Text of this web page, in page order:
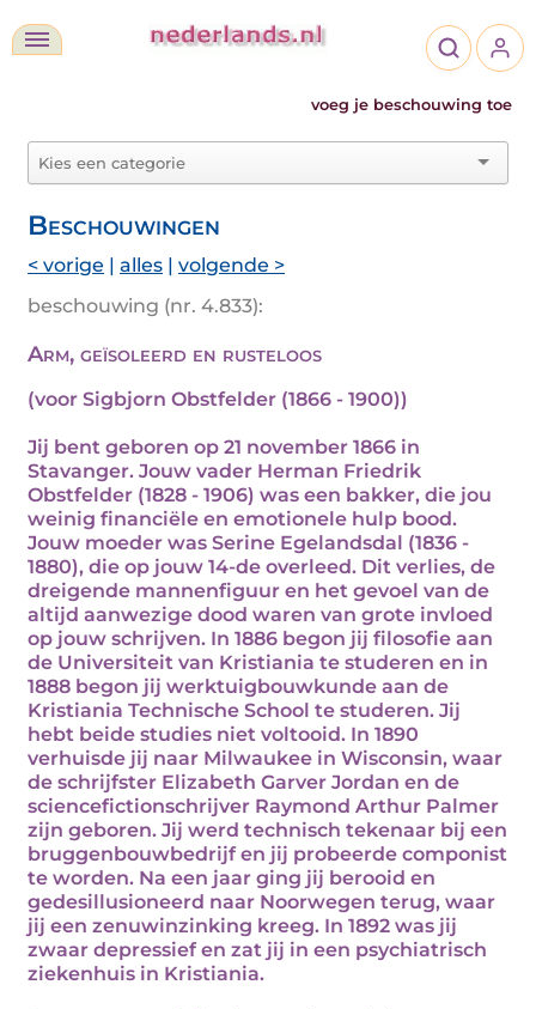
voeg je beschouwing toe
Beschouwingen
< vorige | alles | volgende >
beschouwing (nr. 4.833):
Arm, geïsoleerd en rusteloos
(voor Sigbjorn Obstfelder (1866 - 1900))
Jij bent geboren op 21 november 1866 in
Stavanger. Jouw vader Herman Friedrik
Obstfelder (1828 - 1906) was een bakker, die jou
weinig financiële en emotionele hulp bood.
Jouw moeder was Serine Egelandsdal (1836 -
1880), die op jouw 14-de overleed. Dit verlies, de
dreigende mannenfiguur en het gevoel van de
altijd aanwezige dood waren van grote invloed
op jouw schrijven. In 1886 begon jij filosofie aan
de Universiteit van Kristiania te studeren en in
1888 begon jij werktuigbouwkunde aan de
Kristiania Technische School te studeren. Jij
hebt beide studies niet voltooid. In 1890
verhuisde jij naar Milwaukee in Wisconsin, waar
de schrijfster Elizabeth Garver Jordan en de
sciencefictionschrijver Raymond Arthur Palmer
zijn geboren. Jij werd technisch tekenaar bij een
bruggenbouwbedrijf en jij probeerde componist
te worden. Na een jaar ging jij berooid en
gedesillusioneerd naar Noorwegen terug, waar
jij een zenuwinzinking kreeg. In 1892 was jij
zwaar depressief en zat jij in een psychiatrisch
ziekenhuis in Kristiania.